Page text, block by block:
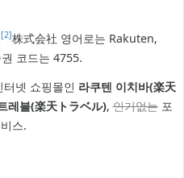
[2]株式会社 영어로는 Rakuten,
코드는 4755.
넷 쇼핑몰인 라쿠텐 이치바(楽天
레블(楽天トラベル),인기없는포
스.